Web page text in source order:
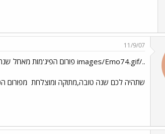
11/9/07
../images/Emo74.gif פורום הפיג'מות מאחל שנה טובה../images/Emo70.gif
שתהיה לכם שנה טובה,מתוקה ומוצלחת מפורום